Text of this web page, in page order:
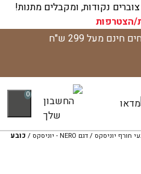
נקודות, ומקבלים מתנות!
הצטרפות
מעל 299 ש"ח
0
חורף יוניסקס/דגם NERO - יוניסקס / כובע